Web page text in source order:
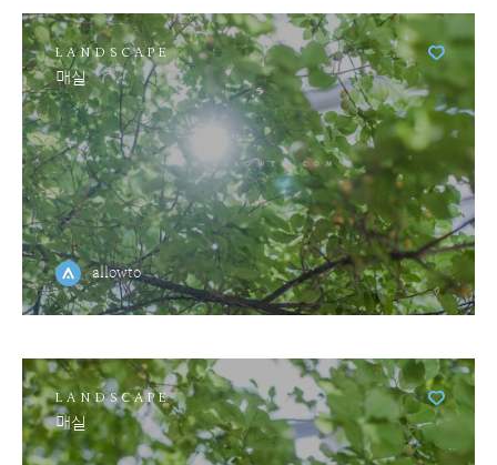
LANDSCAPE
매실
allowto
LANDSCAPE
매실